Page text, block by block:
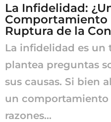
g
o
La Infidelidad:
Comportamiento
Ruptura de la
La infidelidad es
plantea preguntas
sus causas. Si bien
un comportamiento
razones...